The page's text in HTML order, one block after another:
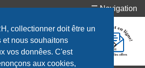
collectionner doit être un
et nous souhaitons
vos donnêes. C'est
aux cookies,
☰ Navigation